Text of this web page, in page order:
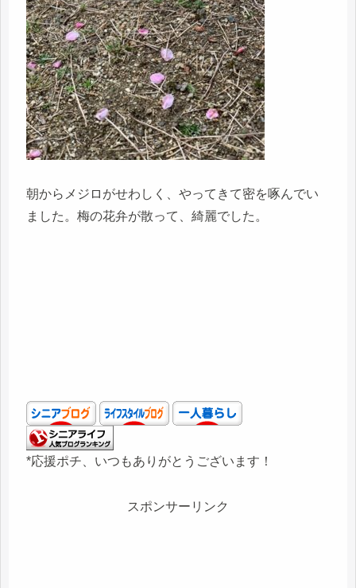
朝からメジロがせわしく、やってきて密を啄んでい
ました。梅の花弁が散って、綺麗でした。
*応援ポチ、いつもありがとうございます！
スポンサーリンク